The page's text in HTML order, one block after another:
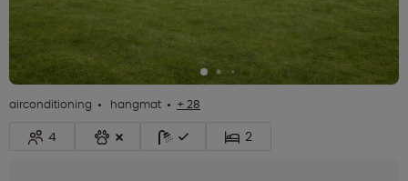
airconditioning hangmat + 28
4 2